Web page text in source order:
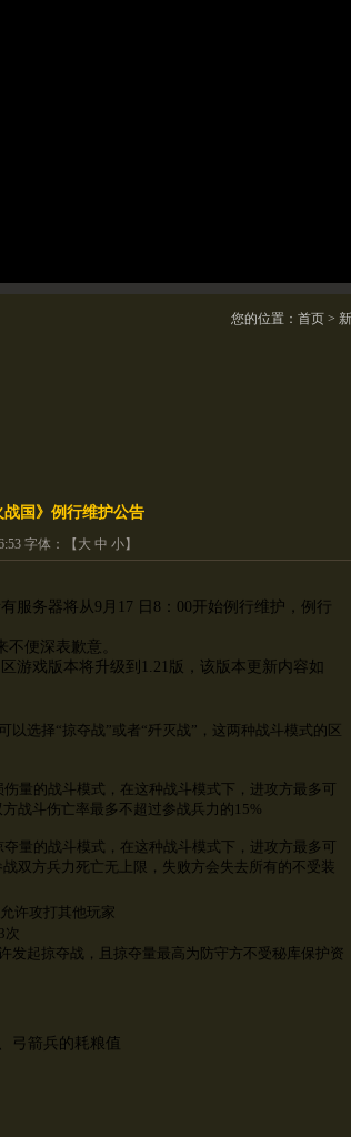
您的位置： 首页>
战国》例行维护公告
字体：【 大 中 小】
服务器将从 9月 17 日8：00开始例行维护，例行
不便深表歉意。
戏版本将升级到1.21版，该版本更新内容如
以选择“掠夺战”或者“歼灭战”，这两种战斗模式的区
量的战斗模式，在这种战斗模式下，进攻方最多可
战斗伤亡率最多不超过参战兵力的15%
量的战斗模式，在这种战斗模式下，进攻方最多可
双方兵力死亡无上限，失败方会失去所有的不受装
许攻打其他玩家
次
发起掠夺战，且掠夺量最高为防守方不受秘库保护资
弓箭兵的耗粮值